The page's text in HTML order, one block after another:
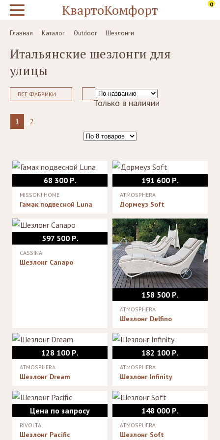
КвартоКомфорт 0
Главная Каталог Outdoor Шезлонги
Итальянские шезлонги для
улицы
ВСЕ ФАБРИКИ
Только в наличии
1 2
68 300 Р.
MISSONI HOME
Гамак подвесной Luna
191 600 Р.
ATMOSPHERA
Дормеуз Soft
597 500 Р.
CASSINA
Шезлонг Canapo
158 500 Р.
ATMOSPHERA
Шезлонг Delfino
128 100 Р.
ATMOSPHERA
Шезлонг Dream
182 100 Р.
ATMOSPHERA
Шезлонг Infinity
Цена по запросу
RIVOLTA
Шезлонг Pacific
148 000 Р.
ATMOSPHERA
Шезлонг Soft